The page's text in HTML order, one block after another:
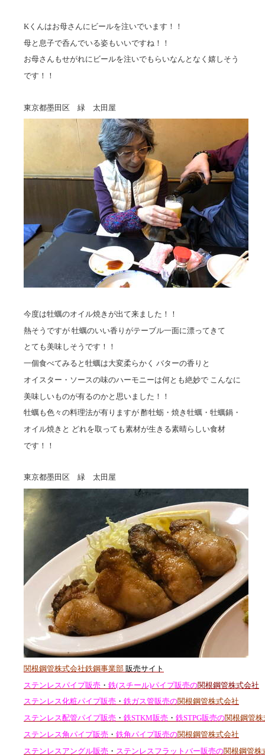
Kくんはお母さんにビールを注いでいます！！
母と息子で呑んでいる姿もいいですね！！
お母さんもせがれにビールを注いでもらいなんとなく嬉しそう
です！！
東京都墨田区 緑 太田屋
今度は牡蠣のオイル焼きが出て来ました！！
熱そうですが 牡蠣のいい香りがテーブル一面に漂ってきて
とても美味しそうです！！
一個食べてみると牡蠣は大変柔らかく バターの香りと
オイスター・ソースの味のハーモニーは何とも絶妙で こんなに
美味しいものが有るのかと思いました！！
牡蠣も色々の料理法が有りますが 酢牡蛎・焼き牡蠣・牡蠣鍋・
オイル焼きと どれを取っても素材が生きる素晴らしい食材
です！！
東京都墨田区 緑 太田屋
関根鋼管株式会社鉄鋼事業部 販売サイト
ステンレスパイプ販売 ・ 鉄(スチール)パイプ販売の関根鋼管株式会社
ステンレス化粧パイプ販売 ・ 鉄ガス管販売の関根鋼管株式会社
ステンレス配管パイプ販売 ・ 鉄STKM販売 ・ 鉄STPG販売の関根鋼管
ステンレス角パイプ販売 ・ 鉄角パイプ販売の関根鋼管株式会社
ステンレスアングル販売 ・ ステンレスフラットバー販売の関根鋼管株